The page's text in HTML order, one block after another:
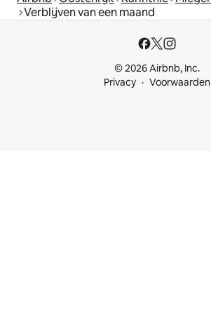
Verblijven van een maand
© 2026 Airbnb, Inc.
Privacy
Voorwaarden